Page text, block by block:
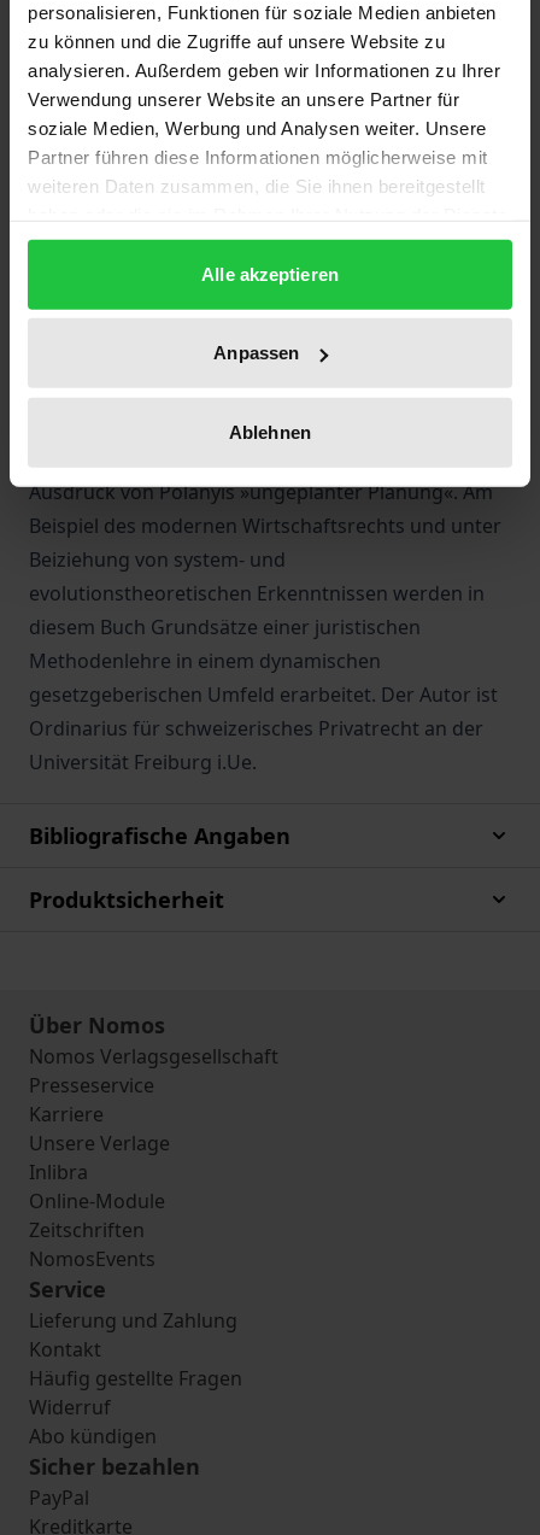
personalisieren, Funktionen für soziale Medien anbieten
zu können und die Zugriffe auf unsere Website zu
analysieren. Außerdem geben wir Informationen zu Ihrer
Verwendung unserer Website an unsere Partner für
soziale Medien, Werbung und Analysen weiter. Unsere
Partner führen diese Informationen möglicherweise mit
weiteren Daten zusammen, die Sie ihnen bereitgestellt
gesammelt haben.
Alle akzeptieren
Anpassen
Ablehnen
nicht aus, um eine Gesellschaft zu verfassen, die für
ihre Organisation maßgeblich auf die ordnende
Kraft des Marktes setzt. Seit geraumer Zeit läßt sich
in der Marktgesellschaft die Entfaltung von
Gegenkräften beobachten, die die Härten des
Kapitalismus abdämpfen, indem sie eine Art
Erlassen, deren Lebensdauer verhältnismässig kurz
ist. Diese Feststellung vermag angesichts der
dynamischen und sich stets verändernden Natur der
Marktgesellschaft, die immer wieder neue
Schutzbedürfnisse entstehen läßt, kaum zu
Ausdruck von Polanyis »ungeplanter Planung«. Am
Beispiel des modernen Wirtschaftsrechts und unter
Beiziehung von system- und
evolutionstheoretischen Erkenntnissen werden in
diesem Buch Grundsätze einer juristischen
Methodenlehre in einem dynamischen
gesetzgeberischen Umfeld erarbeitet. Der Autor ist
Ordinarius für schweizerisches Privatrecht an der
Universität Freiburg i.Ue.
Bibliografische Angaben
Produktsicherheit
Über Nomos
Nomos Verlagsgesellschaft
Presseservice
Karriere
Unsere Verlage
Inlibra
Online-Module
Zeitschriften
NomosEvents
Service
Lieferung und Zahlung
Kontakt
Häufig gestellte Fragen
Widerruf
Abo kündigen
Sicher bezahlen
PayPal
Kreditkarte